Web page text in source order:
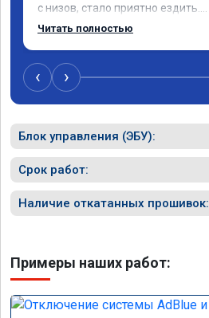
с низов, стало приятно ездить.
Одни из лучших трат, в авто! 🔥
Читать полностью
‹ ›
Блок управления (ЭБУ):
Срок работ:
Наличие откатанных прошивок:
Примеры наших работ: